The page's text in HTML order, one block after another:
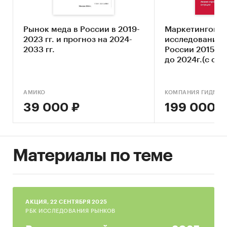
• Определение стадии жизненного цикла
• Оценка угроз со стороны основных товаров-
заменителей
• Составление прогноза развития рынка до
меда
• Конкурентный анализ на рынке
искусственного меда
• Анализ внешнеторговых поставок
• Оценка факторов инвестиционной
Рынок меда в России в 2019-
2023 гг. и прогноз на 2024-
2033 гг.
АМИКО
39 000 ₽
Маркетинговое
исследование
России 2015-
до 2024г.(с
КОМПАНИЯ
199 000 ₽
Материалы по теме
AКЦИЯ, 22 СЕНТЯБРЯ 2025
РБК ИССЛЕДОВАНИЯ РЫНКОВ